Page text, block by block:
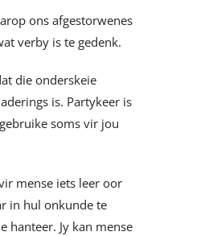
ons afgestorwenes
verby is te gedenk.
die onderskeie
is. Partykeer is
soms vir jou
mense iets leer oor
in hul onkunde te
hanteer. Jy kan mense